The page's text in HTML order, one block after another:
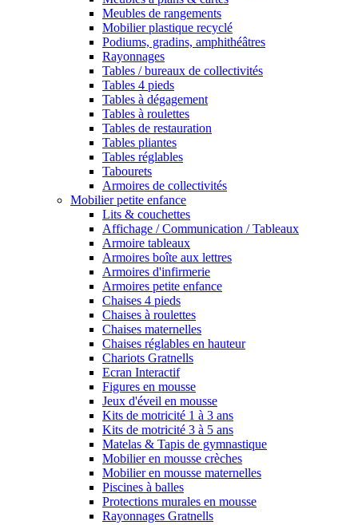
Meubles de rangements
Mobilier plastique recyclé
Podiums, gradins, amphithéâtres
Rayonnages
Tables / bureaux de collectivités
Tables 4 pieds
Tables à dégagement
Tables à roulettes
Tables de restauration
Tables pliantes
Tables réglables
Tabourets
Armoires de collectivités
Mobilier petite enfance
Lits & couchettes
Affichage / Communication / Tableaux
Armoire tableaux
Armoires boîte aux lettres
Armoires d'infirmerie
Armoires petite enfance
Chaises 4 pieds
Chaises à roulettes
Chaises maternelles
Chaises réglables en hauteur
Chariots Gratnells
Ecran Interactif
Figures en mousse
Jeux d'éveil en mousse
Kits de motricité 1 à 3 ans
Kits de motricité 3 à 5 ans
Matelas & Tapis de gymnastique
Mobilier en mousse crèches
Mobilier en mousse maternelles
Piscines à balles
Protections murales en mousse
Rayonnages Gratnells